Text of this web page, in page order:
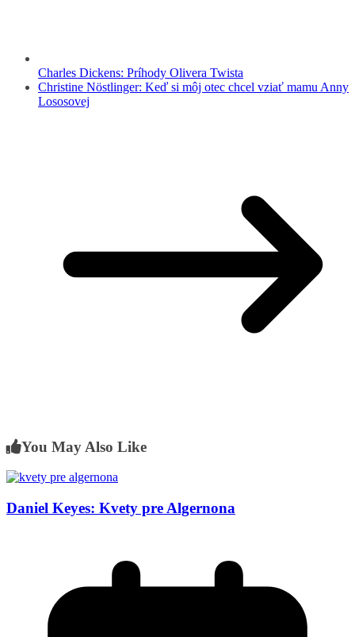
Charles Dickens: Príhody Olivera Twista
Christine Nöstlinger: Keď si môj otec chcel vziať mamu Anny
Lososovej
You May Also Like
Daniel Keyes: Kvety pre Algernona